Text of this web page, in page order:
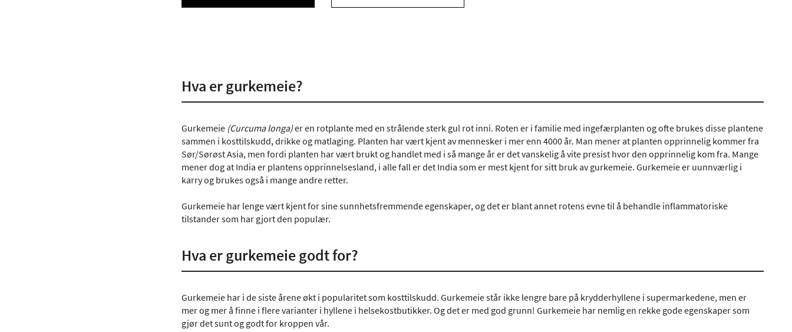
Hva er gurkemeie?
Gurkemeie (Curcuma longa)er en rotplante med en strålende sterk gul rot inni. Roten er i familie med ingefærplanten og ofte brukes disse plantene
sammen i kosttilskudd, drikke og matlaging. Planten har vært kjent av mennesker i mer enn 4000 år. Man mener at planten opprinnelig kommer fra
Sør/Sørøst Asia, men fordi planten har vært brukt og handlet med i så mange år er det vanskelig å vite presist hvor den opprinnelig kom fra. Mange
mener dog at India er plantens opprinnelsesland, i alle fall er det India som er mest kjent for sitt bruk av gurkemeie. Gurkemeie er uunnværlig i
karry og brukes også i mange andre retter.
Gurkemeie har lenge vært kjent for sine sunnhetsfremmende egenskaper, og det er blant annet rotens evne til å behandle inflammatoriske
tilstander som har gjort den populær.
Hva er gurkemeie godt for?
Gurkemeie har i de siste årene økt i popularitet som kosttilskudd. Gurkemeie står ikke lengre bare på krydderhyllene i supermarkedene, men er
mer og mer å finne i flere varianter i hyllene i helsekostbutikker. Og det er med god grunn! Gurkemeie har nemlig en rekke gode egenskaper som
gjør det sunt og godt for kroppen vår.